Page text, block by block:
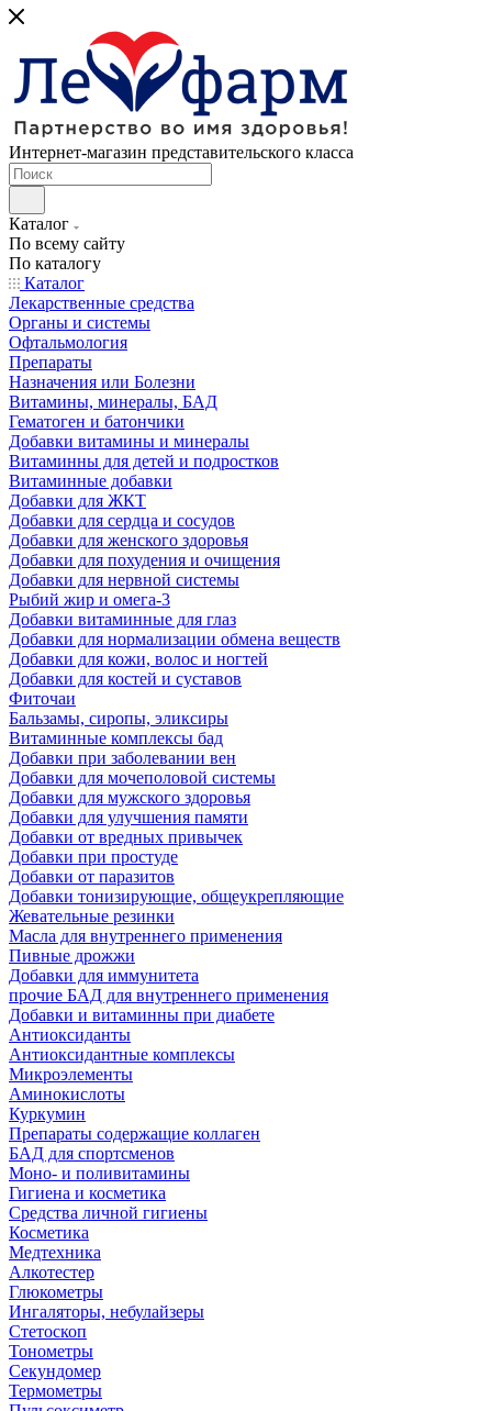
Интернет-магазин представительского класса
Каталог
По всему сайту
По каталогу
Каталог
Лекарственные средства
Органы и системы
Офтальмология
Препараты
Назначения или Болезни
Витамины, минералы, БАД
Гематоген и батончики
Добавки витамины и минералы
Витаминны для детей и подростков
Витаминные добавки
Добавки для ЖКТ
Добавки для сердца и сосудов
Добавки для женского здоровья
Добавки для похудения и очищения
Добавки для нервной системы
Рыбий жир и омега-3
Добавки витаминные для глаз
Добавки для нормализации обмена веществ
Добавки для кожи, волос и ногтей
Добавки для костей и суставов
Фиточаи
Бальзамы, сиропы, эликсиры
Витаминные комплексы бад
Добавки при заболевании вен
Добавки для мочеполовой системы
Добавки для мужского здоровья
Добавки для улучшения памяти
Добавки от вредных привычек
Добавки при простуде
Добавки от паразитов
Добавки тонизирующие, общеукрепляющие
Жевательные резинки
Масла для внутреннего применения
Пивные дрожжи
Добавки для иммунитета
прочие БАД для внутреннего применения
Добавки и витаминны при диабете
Антиоксиданты
Антиоксидантные комплексы
Микроэлементы
Аминокислоты
Куркумин
Препараты содержащие коллаген
БАД для спортсменов
Моно- и поливитамины
Гигиена и косметика
Средства личной гигиены
Косметика
Медтехника
Алкотестер
Глюкометры
Ингаляторы, небулайзеры
Стетоскоп
Тонометры
Секундомер
Термометры